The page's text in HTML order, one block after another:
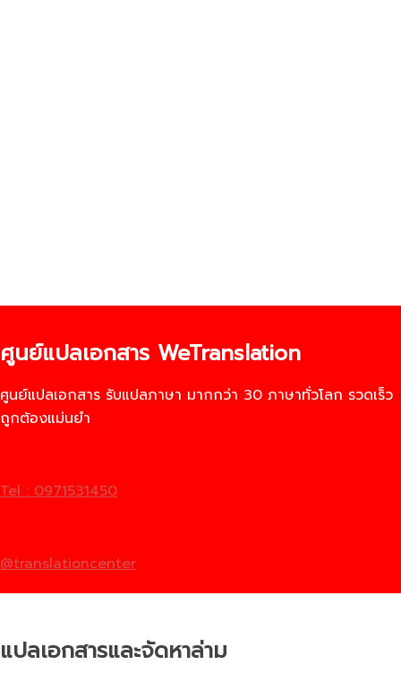
ศูนย์แปลเอกสาร WeTranslation
ศูนย์แปลเอกสาร รับแปลภาษา มากกว่า 30 ภาษาทั่วโลก รวดเร็ว
ถูกต้องแม่นยำ
Tel : 0971531450
@translationcenter
แปลเอกสารและจัดหาล่าม